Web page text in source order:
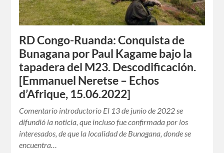
RD Congo-Ruanda: Conquista de
Bunagana por Paul Kagame bajo la
tapadera del M23. Descodificación.
[Emmanuel Neretse – Echos
d’Afrique, 15.06.2022]
Comentario introductorio El 13 de junio de 2022 se
difundió la noticia, que incluso fue confirmada por los
interesados, de que la localidad de Bunagana, donde se
encuentra…